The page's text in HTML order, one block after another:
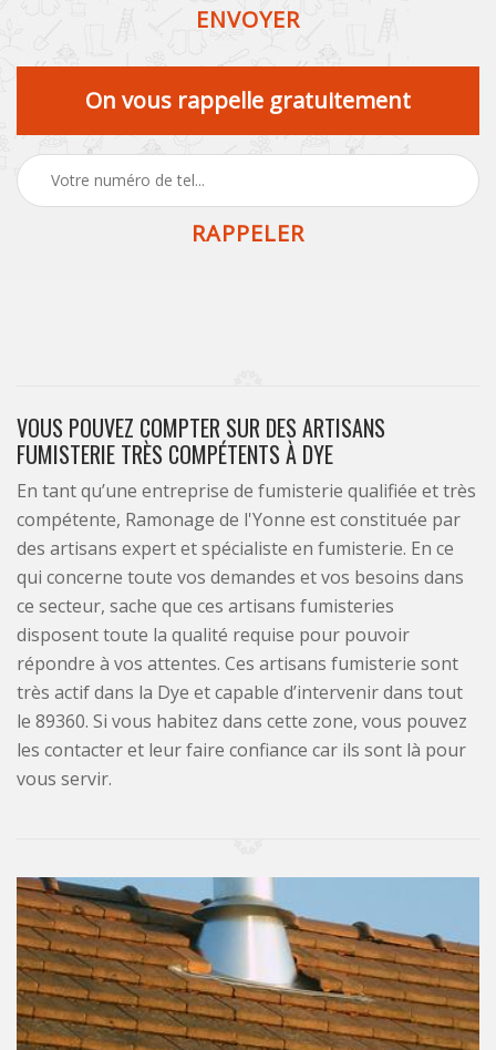
On vous rappelle gratuitement
VOUS POUVEZ COMPTER SUR DES ARTISANS
FUMISTERIE TRÈS COMPÉTENTS À DYE
En tant qu’une entreprise de fumisterie qualifiée et très
compétente, Ramonage de l'Yonne est constituée par
des artisans expert et spécialiste en fumisterie. En ce
qui concerne toute vos demandes et vos besoins dans
ce secteur, sache que ces artisans fumisteries
disposent toute la qualité requise pour pouvoir
répondre à vos attentes. Ces artisans fumisterie sont
très actif dans la Dye et capable d’intervenir dans tout
le 89360. Si vous habitez dans cette zone, vous pouvez
les contacter et leur faire confiance car ils sont là pour
vous servir.